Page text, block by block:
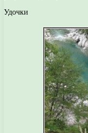
Удочки